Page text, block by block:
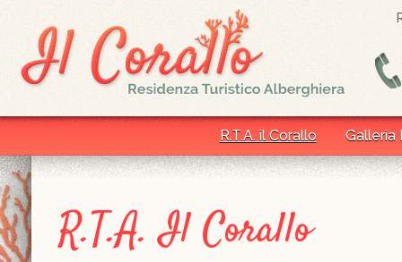
R.T.A. il Corallo Galleria
R.T.A. Il Corallo